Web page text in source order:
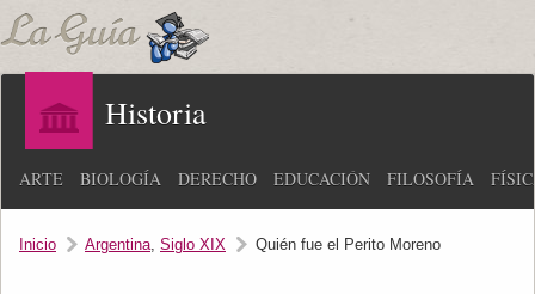
Historia
ARTE BIOLOGÍA DERECHO EDUCACIÓN FILOSOFÍA
Inicio Argentina, Siglo XIX Quién fue el Perito Moreno